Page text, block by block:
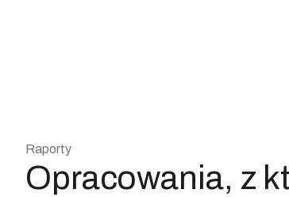
Raporty
Opracowania, z